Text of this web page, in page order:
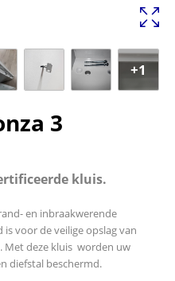
+1
3
kluis.
en inbraakwerende
voor de veilige opslag van
Met deze kluis worden uw
diefstal beschermd.